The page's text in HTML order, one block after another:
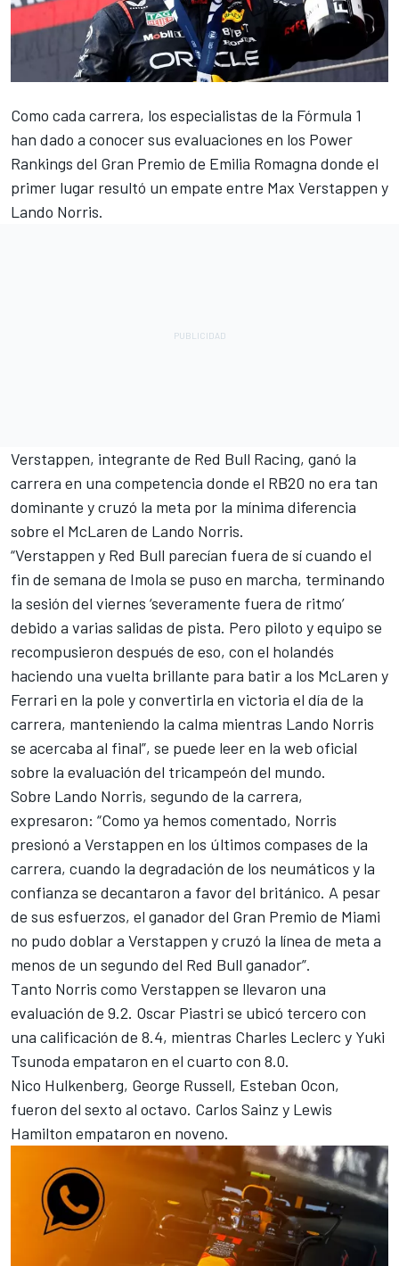
Como cada carrera, los especialistas de la Fórmula 1
han dado a conocer sus evaluaciones en los Power
Rankings del Gran Premio de Emilia Romagna donde el
primer lugar resultó un empate entre Max Verstappen y
Lando Norris.
Verstappen, integrante de Red Bull Racing, ganó la
carrera en una competencia donde el RB20 no era tan
dominante y cruzó la meta por la mínima diferencia
sobre el McLaren de Lando Norris.
“Verstappen y Red Bull parecían fuera de sí cuando el
fin de semana de Imola se puso en marcha, terminando
la sesión del viernes ‘severamente fuera de ritmo’
debido a varias salidas de pista. Pero piloto y equipo se
recompusieron después de eso, con el holandés
haciendo una vuelta brillante para batir a los McLaren y
Ferrari en la pole y convertirla en victoria el día de la
carrera, manteniendo la calma mientras Lando Norris
se acercaba al final”, se puede leer en la web oficial
sobre la evaluación del tricampeón del mundo.
Sobre Lando Norris, segundo de la carrera,
expresaron: “Como ya hemos comentado, Norris
presionó a Verstappen en los últimos compases de la
carrera, cuando la degradación de los neumáticos y la
confianza se decantaron a favor del británico. A pesar
de sus esfuerzos, el ganador del Gran Premio de Miami
no pudo doblar a Verstappen y cruzó la línea de meta a
menos de un segundo del Red Bull ganador”.
Tanto Norris como Verstappen se llevaron una
evaluación de 9.2. Oscar Piastri se ubicó tercero con
una calificación de 8.4, mientras Charles Leclerc y Yuki
Tsunoda empataron en el cuarto con 8.0.
Nico Hulkenberg, George Russell, Esteban Ocon,
fueron del sexto al octavo. Carlos Sainz y Lewis
Hamilton empataron en noveno.